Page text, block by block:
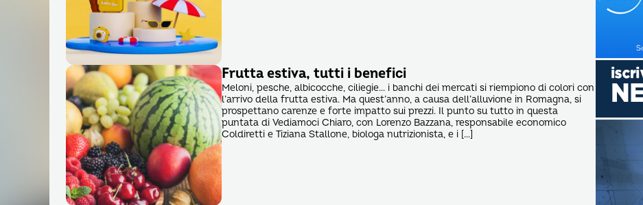
Frutta estiva, tutti i benefici
Meloni, pesche, albicocche, ciliegie… i banchi dei mercati si riempiono di colori con
l’arrivo della frutta estiva. Ma quest’anno, a causa dell’alluvione in Romagna, si
prospettano carenze e forte impatto sui prezzi. Il punto su tutto in questa
puntata di Vediamoci Chiaro, con Lorenzo Bazzana, responsabile economico
Coldiretti e Tiziana Stallone, biologa nutrizionista, e i […]